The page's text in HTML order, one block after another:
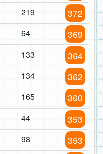
219 372
64 369
133 364
134 362
165 360
44 353
98 353